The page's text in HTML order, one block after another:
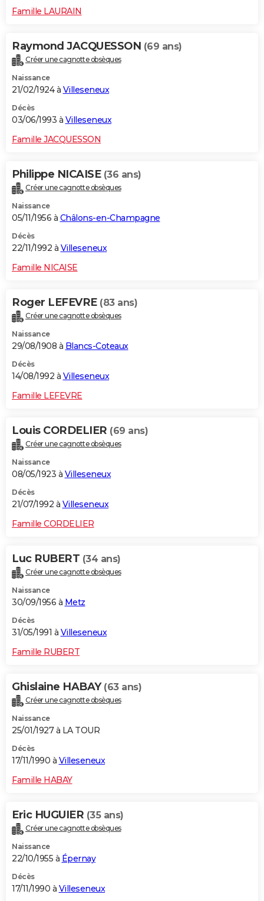
Famille LAURAIN
Raymond JACQUESSON (69 ans)
Créer une cagnotte obsèques
Naissance
21/02/1924 à Villeseneux
Décès
03/06/1993 à Villeseneux
Famille JACQUESSON
Philippe NICAISE (36 ans)
Créer une cagnotte obsèques
Naissance
05/11/1956 à Châlons-en-Champagne
Décès
22/11/1992 à Villeseneux
Famille NICAISE
Roger LEFEVRE (83 ans)
Créer une cagnotte obsèques
Naissance
29/08/1908 à Blancs-Coteaux
Décès
14/08/1992 à Villeseneux
Famille LEFEVRE
Louis CORDELIER (69 ans)
Créer une cagnotte obsèques
Naissance
08/05/1923 à Villeseneux
Décès
21/07/1992 à Villeseneux
Famille CORDELIER
Luc RUBERT (34 ans)
Créer une cagnotte obsèques
Naissance
30/09/1956 à Metz
Décès
31/05/1991 à Villeseneux
Famille RUBERT
Ghislaine HABAY (63 ans)
Créer une cagnotte obsèques
Naissance
25/01/1927 à LA TOUR
Décès
17/11/1990 à Villeseneux
Famille HABAY
Eric HUGUIER (35 ans)
Créer une cagnotte obsèques
Naissance
22/10/1955 à Épernay
Décès
17/11/1990 à Villeseneux